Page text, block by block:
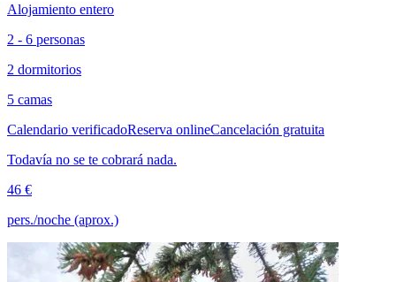
Alojamiento entero
2 - 6 personas
2 dormitorios
5 camas
Calendario verificadoReserva onlineCancelación gratuita
Todavía no se te cobrará nada.
46 €
pers./noche (aprox.)